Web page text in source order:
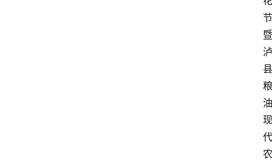
节
暨
泸
县
粮
油
现
代
农